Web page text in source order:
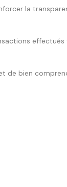
la
effectués
de bien